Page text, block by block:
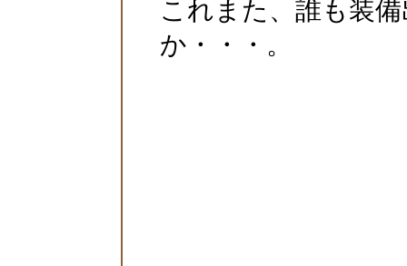
これまた、誰も装
か・・・。